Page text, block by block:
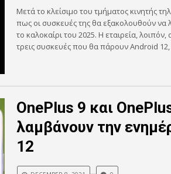
Μετά το κλείσιμο του τμήματος κινητής
πως οι συσκευές της θα εξακολουθούν να
το καλοκαίρι του 2025. Η εταιρεία,
τρεις συσκευές που θα πάρουν Android 12,
OnePlus 9 και
λαμβάνουν την
12